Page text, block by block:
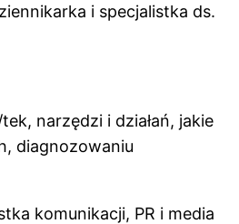
i specjalistka ds.
narzędzi i działań, jakie
diagnozowaniu
komunikacji, PR i media